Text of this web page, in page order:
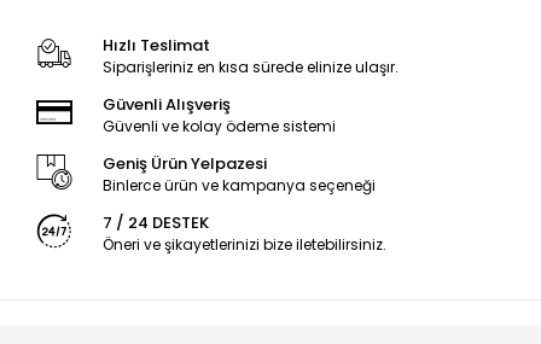
Hızlı Teslimat
Siparişleriniz en kısa sürede elinize ulaşır.
Güvenli Alışveriş
Güvenli ve kolay ödeme sistemi
Geniş Ürün Yelpazesi
Binlerce ürün ve kampanya seçeneği
7 / 24 DESTEK
Öneri ve şikayetlerinizi bize iletebilirsiniz.